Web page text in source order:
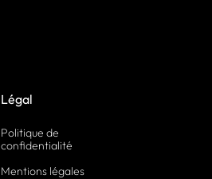
Légal
Politique de
confidentialité
Mentions légales